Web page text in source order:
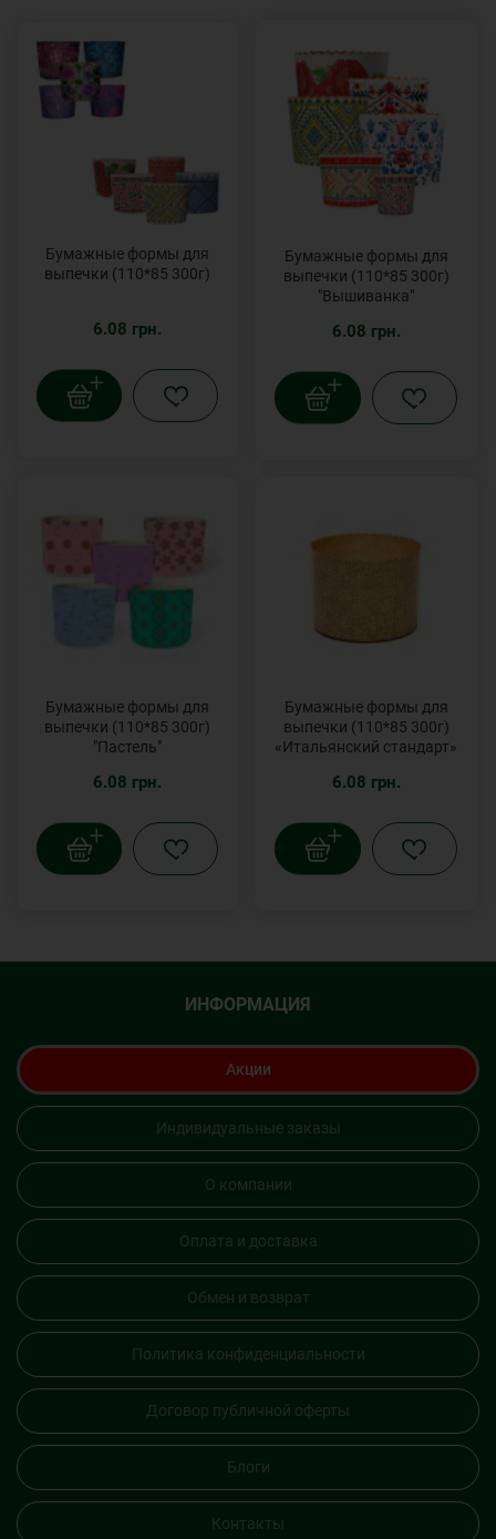
Бумажные формы для
выпечки (110*85 300г)
6.08 грн.
Бумажные формы для
выпечки (110*85 300г)
"Вышиванка"
6.08 грн.
Бумажные формы для
выпечки (110*85 300г)
"Пастель"
6.08 грн.
Бумажные формы для
выпечки (110*85 300г)
«Итальянский стандарт»
6.08 грн.
ИНФОРМАЦИЯ
Акции
Индивидуальные заказы
О компании
Оплата и доставка
Обмен и возврат
Политика конфиденциальности
Договор публичной оферты
Блоги
Контакты